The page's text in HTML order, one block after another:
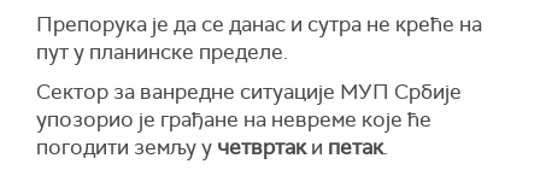
Препорука је да се данас и сутра не креће на
пут у планинске пределе.
Сектор за ванредне ситуације МУП Србије
упозорио је грађане на невреме које ће
погодити земљу у четвртаки петак.